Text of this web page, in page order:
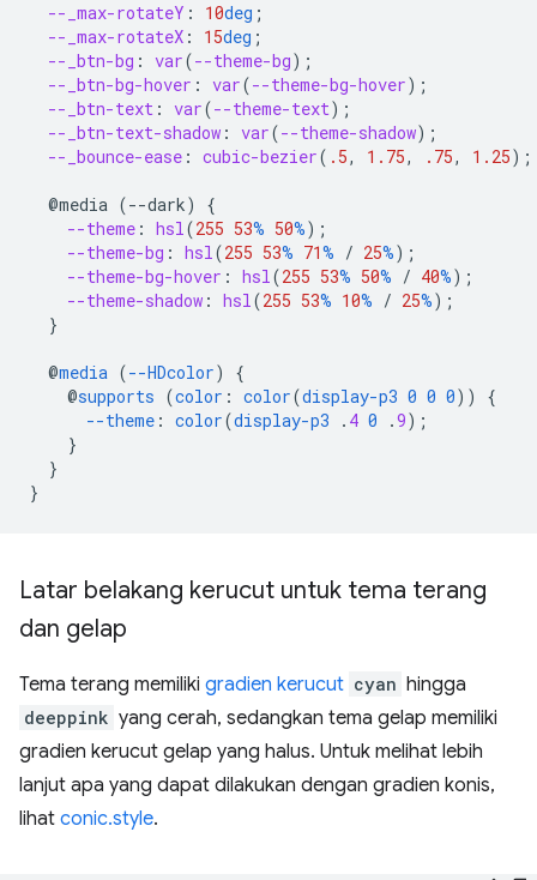
--_max-rotateY : 10deg ;
--_max-rotateX : 15deg ;
--_btn-bg : var(--theme-bg);
--_btn-bg-hover : var(--theme-bg-hover);
--_btn-text : var(--theme-text);
--_btn-text-shadow : var(--theme-shadow);
--_bounce-ease : cubic-bezier( .5, 1.75, .75, 1.25);
@media (--dark)
{
--theme : hsl(255 53% 50%);
--theme-bg : hsl(255 53% 71% / 25%);
--theme-bg-hover : hsl(255 53% 50% / 40%);
--theme-shadow : hsl(255 53% 10% / 25%);
}
@media (--HDcolor)
{
@supports (color : color(display-p3 0 0 0))
{
--theme : color(display-p3 . 4 0 .9);
}
}
}
Latar belakang kerucut untuk tema terang
dan gelap
Tema terang memiliki gradien kerucut cyan hingga
deeppink yang cerah, sedangkan tema gelap memiliki
gradien kerucut gelap yang halus. Untuk melihat lebih
lanjut apa yang dapat dilakukan dengan gradien konis,
lihat conic.style.